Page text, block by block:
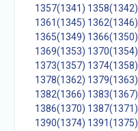
1357(1341) 1358(1342)
1361(1345) 1362(1346)
1365(1349) 1366(1350)
1369(1353) 1370(1354)
1373(1357) 1374(1358)
1378(1362) 1379(1363)
1382(1366) 1383(1367)
1386(1370) 1387(1371)
1390(1374) 1391(1375)